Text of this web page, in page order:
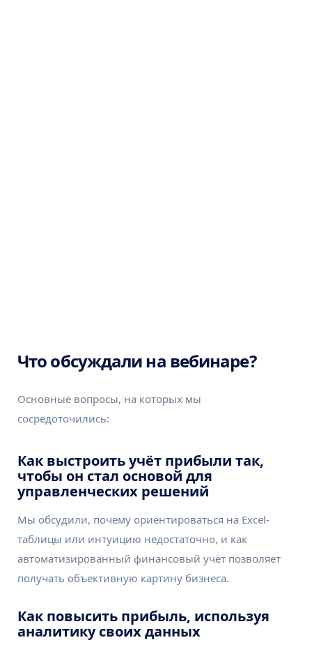
Что обсуждали на вебинаре?
Основные вопросы, на которых мы
сосредоточились:
Как выстроить учёт прибыли так,
чтобы он стал основой для
управленческих решений
Мы обсудили, почему ориентироваться на Excel-
таблицы или интуицию недостаточно, и как
автоматизированный финансовый учёт позволяет
получать объективную картину бизнеса.
Как повысить прибыль, используя
аналитику своих данных